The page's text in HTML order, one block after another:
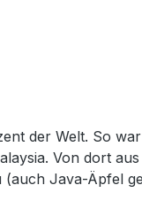
der Welt. So
Von dort
Java-Äpfel
im Abgang.